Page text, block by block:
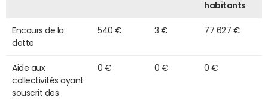
habitants
Encours de la
dette
540 € 3 € 77 627 €
Aide aux
collectivités ayant
souscrit des
0 € 0 € 0 €